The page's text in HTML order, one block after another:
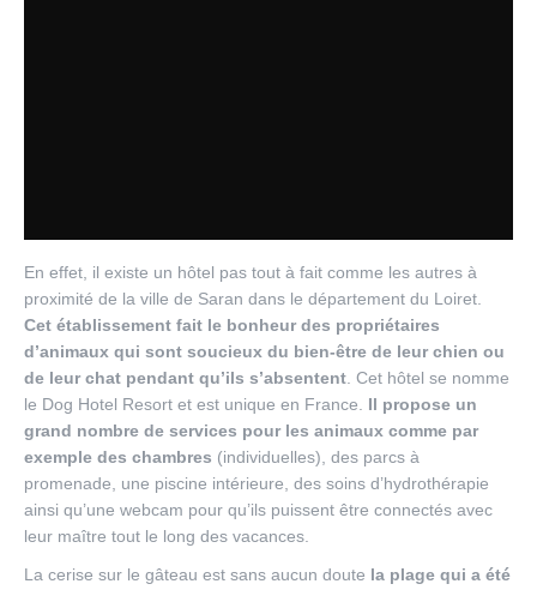
En effet, il existe un hôtel pas tout à fait comme les autres à
proximité de la ville de Saran dans le département du Loiret.
Cet établissement fait le bonheur des propriétaires
d’animaux qui sont soucieux du bien-être de leur chien ou
de leur chat pendant qu’ils s’absentent . Cet hôtel se nomme
le Dog Hotel Resort et est unique en France. Il propose un
grand nombre de services pour les animaux comme par
exemple des chambres (individuelles), des parcs à
promenade, une piscine intérieure, des soins d’hydrothérapie
ainsi qu’une webcam pour qu’ils puissent être connectés avec
leur maître tout le long des vacances.
La cerise sur le gâteau est sans aucun doute la plage qui a été